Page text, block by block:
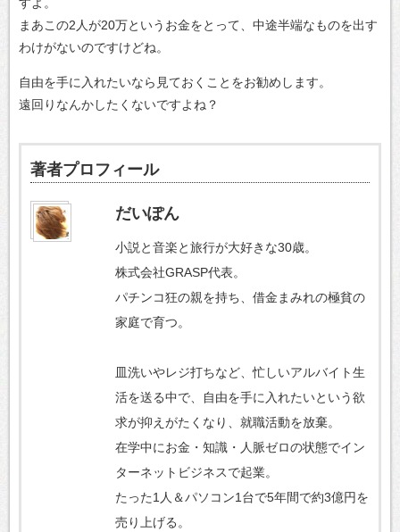
まあこの2人が20万というお金をとって、中途半端なものを出す
わけがないのですけどね。
自由を手に入れたいなら見ておくことをお勧めします。
遠回りなんかしたくないですよね？
著者プロフィール
だいぽん
小説と音楽と旅行が大好きな30歳。
株式会社GRASP代表。
パチンコ狂の親を持ち、借金まみれの極貧の
家庭で育つ。
皿洗いやレジ打ちなど、忙しいアルバイト生
活を送る中で、自由を手に入れたいという欲
求が抑えがたくなり、就職活動を放棄。
在学中にお金・知識・人脈ゼロの状態でイン
ターネットビジネスで起業。
たった1人＆パソコン1台で5年間で約3億円を
売り上げる。